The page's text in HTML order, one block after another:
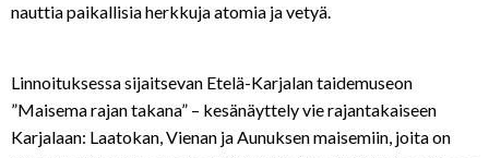
nauttia paikallisia herkkuja atomia ja vetyä.
Linnoituksessa sijaitsevan Etelä-Karjalan taidemuseon
”Maisema rajan takana” – kesänäyttely vie rajantakaiseen
Karjalaan: Laatokan, Vienan ja Aunuksen maisemiin, joita on